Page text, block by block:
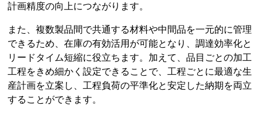
計画精度の向上につながります。
また、複数製品間で共通する材料や中間品を一元的に管理
できるため、在庫の有効活用が可能となり、調達効率化と
リードタイム短縮に役立ちます。加えて、品目ごとの加工
工程をきめ細かく設定できることで、工程ごとに最適な生
産計画を立案し、工程負荷の平準化と安定した納期を両立
することができます。